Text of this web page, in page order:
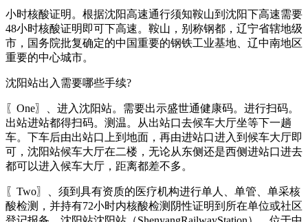
小时核酸证明。根据沈阳高速通行须知鞍山到沈阳下高速需要
48小时核酸证明即可下高速。鞍山，别称钢都，辽宁省辖地级
市，国务院批复确定的中国重要的钢铁工业基地、辽中南地区
重要的中心城市。
沈阳站出入需要哪些手续?
〖One〗、进入沈阳站。需要出示盛世通健康码。进行扫码。
出站进站都得扫码。测温。从出站口去候车大厅坐等下一趟
车。下车后由出站口上到地面，再由进站口进入到候车大厅即
可，沈阳站候车大厅在二楼，无论从东侧还是西侧进站口进去
都可以进入候车大厅，距离都差不多。
〖Two〗、须到具有资质的医疗机构进行单人、单管、单采核
酸检测，并持有72小时内核酸检测阴性证明到所在单位或社区